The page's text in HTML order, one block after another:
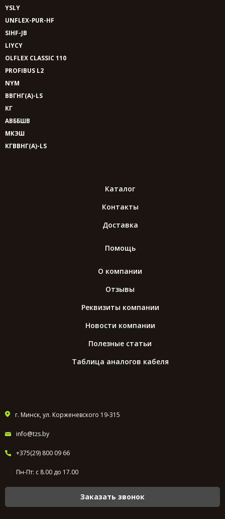
YSLY
UNFLEX-PUR-HF
SIHF-JB
LIYCY
OLFLEX CLASSIC 110
PROFIBUS L2
NYM
ВВГНГ(A)-LS
КГ
АВББШВ
МКЭШ
КГВВНГ(A)-LS
Каталог
Контакты
Доставка
Помощь
О компании
Отзывы
Реквизиты компании
Новости компании
Полезные статьи
Таблица аналогов кабеля
г. Минск, ул. Корженевского 19-315
info@tzs.by
+375(29) 800 09 66
Пн-Пт: с 8.00 до 17.00
Заказать звонок